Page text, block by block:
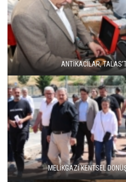
ANTİKACILAR,
MELİKGAZİ KENTSEL